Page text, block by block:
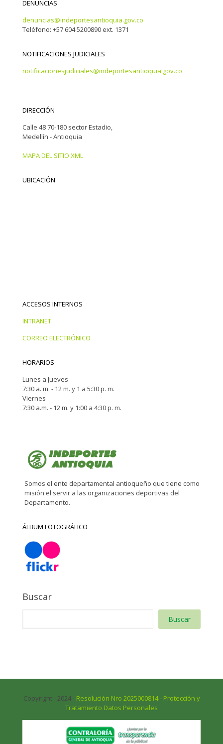
DENUNCIAS
denuncias@indeportesantioquia.gov.co
Teléfono: +57 604 5200890 ext. 1371
NOTIFICACIONES JUDICIALES
notificacionesjudiciales@indeportesantioquia.gov.co
DIRECCIÓN
Calle 48 70-180 sector Estadio,
Medellín - Antioquia
MAPA DEL SITIO XML
UBICACIÓN
ACCESOS INTERNOS
INTRANET
CORREO ELECTRÓNICO
HORARIOS
Lunes a Jueves
7:30 a. m. - 12 m. y 1 a 5:30 p. m.
Viernes
7:30 a.m. - 12 m. y 1:00 a 4:30 p. m.
Somos el ente departamental antioqueño que tiene como
misión el servir a las organizaciones deportivas del
Departamento.
ÁLBUM FOTOGRÁFICO
Buscar
Buscar
Copyright - 2024 - Resolución Nro 2025000814 - Protección y
Tratamiento Datos Personales